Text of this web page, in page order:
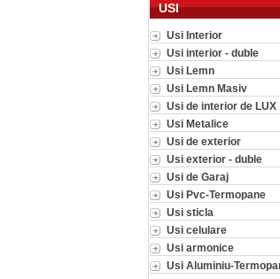
USI
Usi Interior
Usi interior - duble
Usi Lemn
Usi Lemn Masiv
Usi de interior de LUX
Usi Metalice
Usi de exterior
Usi exterior - duble
Usi de Garaj
Usi Pvc-Termopane
Usi sticla
Usi celulare
Usi armonice
Usi Aluminiu-